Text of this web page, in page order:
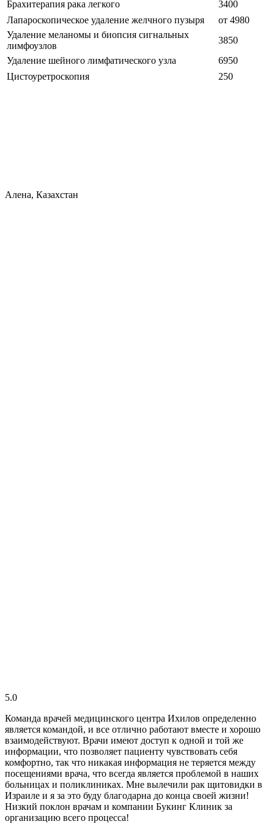
Брахитерапия рака легкого
3400
Лапароскопическое удаление желчного пузыря
от 4980
Удаление меланомы и биопсия сигнальных
лимфоузлов
3850
Удаление шейного лимфатического узла
6950
Цистоуретроскопия
250
Алена, Казахстан
5.0
Команда врачей медицинского центра Ихилов определенно
является командой, и все отлично работают вместе и хорошо
взаимодействуют. Врачи имеют доступ к одной и той же
информации, что позволяет пациенту чувствовать себя
комфортно, так что никакая информация не теряется между
посещениями врача, что всегда является проблемой в наших
больницах и поликлиниках. Мне вылечили рак щитовидки в
Израиле и я за это буду благодарна до конца своей жизни!
Низкий поклон врачам и компании Букинг Клиник за
организацию всего процесса!